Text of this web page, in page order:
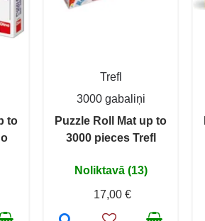
to
Trefl
3000 gabaliņi
Puzzle Roll Mat up to
3000 pieces Trefl
Noliktavā (13)
17,00 €